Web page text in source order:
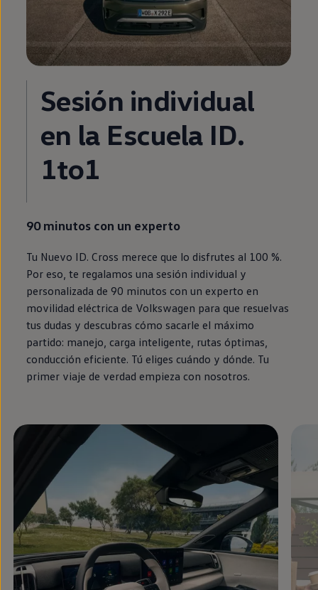
Sesión individual
en la Escuela ID.
1to1
90 minutos con un experto
Tu Nuevo ID. Cross merece que lo disfrutes al 100 %.
Por eso, te regalamos una sesión individual y
personalizada de 90 minutos con un experto en
movilidad eléctrica de Volkswagen para que resuelvas
tus dudas y descubras cómo sacarle el máximo
partido: manejo, carga inteligente, rutas óptimas,
conducción eficiente. Tú eliges cuándo y dónde. Tu
primer viaje de verdad empieza con nosotros.
Enable fullscreen mode